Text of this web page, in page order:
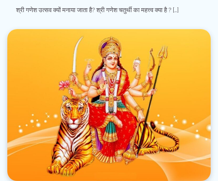
श्री गणेश उत्सव क्यों मनाया जाता है? श्री गणेश चतुर्थी का महत्त्व क्या है ? […]